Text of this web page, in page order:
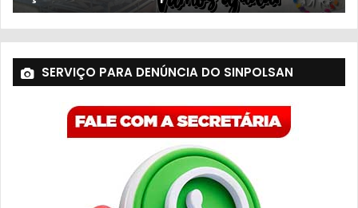
SERVIÇO PARA DENÚNCIA DO SINPOLSAN